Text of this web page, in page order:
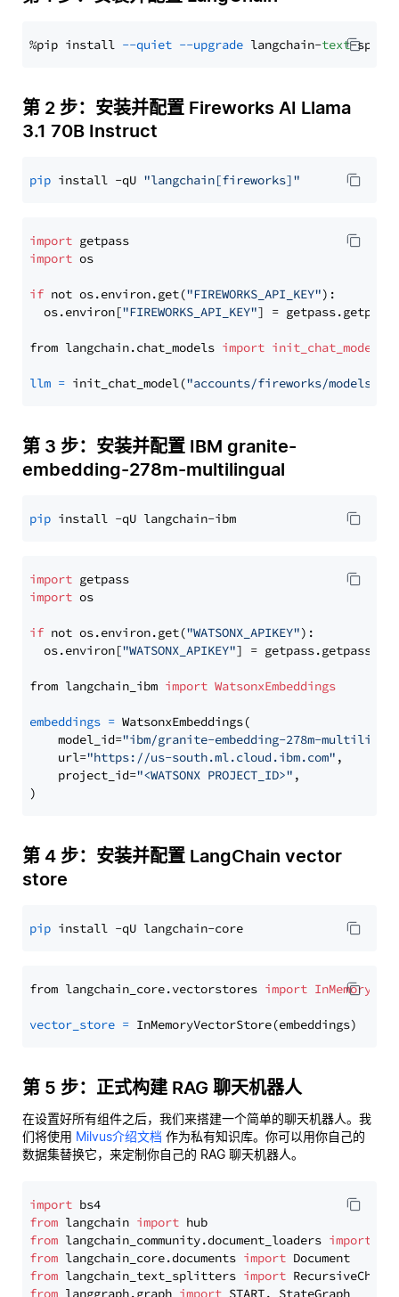
%pip install --quiet --upgrade langchain-text
第 2 步：安装并配置 Fireworks AI Llama
3.1 70B Instruct
pip install -qU "langchain[fireworks]"
import
import os
if not os.environ.get("FIREWORKS_API_KEY"):
  os.environ[
"FIREWORKS_API_KEY"] = getpass.getpass(
from langchain.chat_models import init_chat_model
llm = init_chat_model("accounts/fireworks/models/
第 3 步：安装并配置 IBM granite-
embedding-278m-multilingual
pip
import
import os
if not os.environ.get("WATSONX_APIKEY"):
  os.environ[
"WATSONX_APIKEY"] = getpass.getpass(
from langchain_ibm import WatsonxEmbeddings
embeddings = WatsonxEmbeddings(
    model_id=
"ibm/granite-embedding-278m-
    url=
"https://us-south.ml.cloud.ibm.com" ,
    project_id=
"<WATSONX PROJECT_ID>" ,
第 4 步：安装并配置 LangChain vector
store
pip
from langchain_core.vectorstores import
vector_store =
第 5 步：正式构建 RAG 聊天机器人
在设置好所有组件之后，我们来搭建一个简单的聊天机器人。我
们将使用 Milvus介绍文档 作为私有知识库。你可以用你自己的
数据集替换它，来定制你自己的 RAG 聊天机器人。
import
from langchain import
from langchain_community.document_loaders import
from langchain_core.documents import
from langchain_text_splitters import
from langgraph.graph import